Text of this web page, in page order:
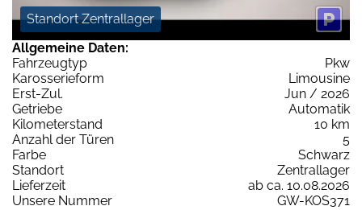
Standort Zentrallager
Allgemeine Daten:
Fahrzeugtyp
Pkw
Karosserieform
Limousine
Erst-Zul.
Jun / 2026
Getriebe
Automatik
Kilometerstand
10 km
Anzahl der Türen
5
Farbe
Schwarz
Standort
Zentrallager
Lieferzeit
ab ca. 10.08.2026
Unsere Nummer
GW-KOS371